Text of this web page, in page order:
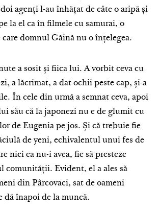
agenți l-au înhățat de câte o aripă și
la el ca în filmele cu samurai, o
care domnul Găină nu o înțelegea.
a sosit și fiica lui. A vorbit ceva cu
a lăcrimat, a dat ochii peste cap, și-a
În cele din urmă a semnat ceva, apoi
său că la japonezi nu e de glumit cu
de Eugenia pe jos. Și că trebuie fie
de yeni, echivalentul unui fes de
nici ea nu-i avea, fie să presteze
comunității. Evident, el a ales să
din Pârcovaci, sat de oameni
dă înapoi de la muncă.